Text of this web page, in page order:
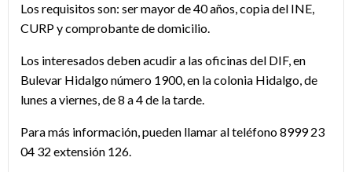
Los requisitos son: ser mayor de 40 años, copia del INE,
CURP y comprobante de domicilio.
Los interesados deben acudir a las oficinas del DIF, en
Bulevar Hidalgo número 1900, en la colonia Hidalgo, de
lunes a viernes, de 8 a 4 de la tarde.
Para más información, pueden llamar al teléfono 8999 23
04 32 extensión 126.